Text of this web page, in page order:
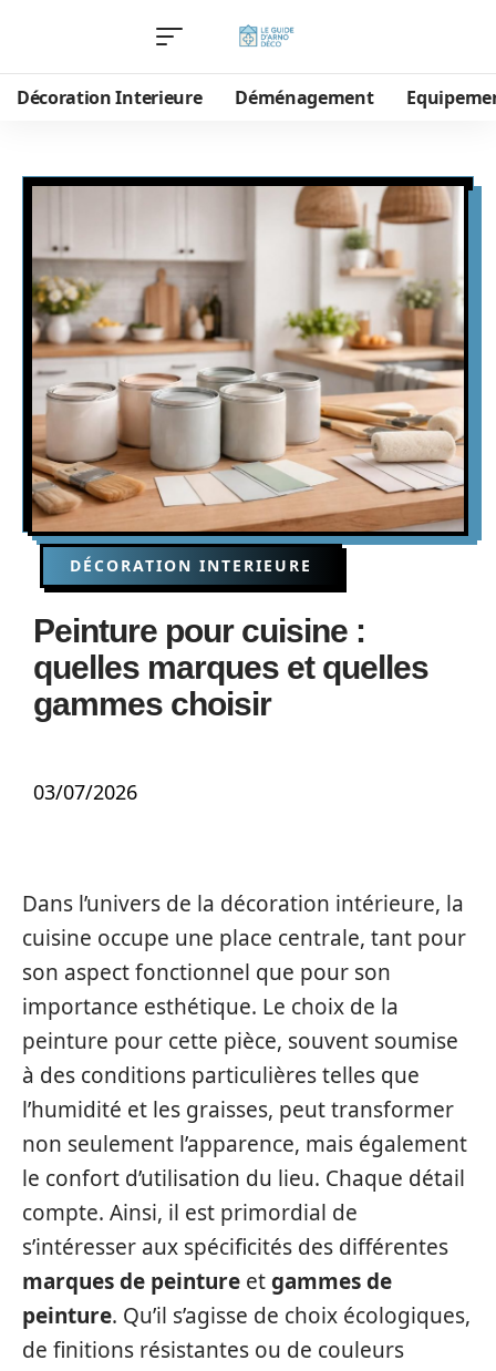
Décoration Interieure Déménagement
DÉCORATION INTERIEURE
Peinture pour cuisine :
quelles marques et quelles
gammes choisir
03/07/2026
Dans l’univers de la décoration intérieure, la
cuisine occupe une place centrale, tant pour
son aspect fonctionnel que pour son
importance esthétique. Le choix de la
peinture pour cette pièce, souvent soumise
à des conditions particulières telles que
l’humidité et les graisses, peut transformer
non seulement l’apparence, mais également
le confort d’utilisation du lieu. Chaque détail
compte. Ainsi, il est primordial de
s’intéresser aux spécificités des différentes
marques de peinture etgammes de
peinture. Qu’il s’agisse de choix écologiques,
de finitions résistantes ou de couleurs